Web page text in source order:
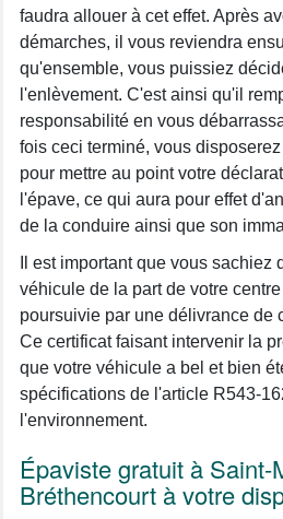
faudra allouer à cet effet. Après
démarches, il vous reviendra
qu'ensemble, vous puissiez
l'enlèvement. C'est ainsi qu'il
responsabilité en vous
fois ceci terminé, vous
pour mettre au point votre
l'épave, ce qui aura pour effet
de la conduire ainsi que son
Il est important que vous sachiez
véhicule de la part de votre
poursuivie par une délivrance de
Ce certificat faisant intervenir la
que votre véhicule a bel et bien
spécifications de l'article R543-
l'environnement.
Épaviste gratuit à Saint-
Bréthencourt à votre